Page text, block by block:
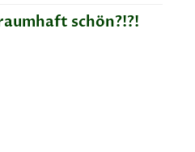
schön?!?!